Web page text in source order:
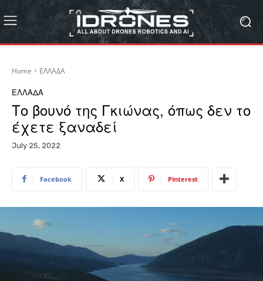
Home ΕΛΛΑΔΑ
ΕΛΛΑΔΑ
Το βουνό της Γκιώνας, όπως δεν το
έχετε ξαναδεί
July 25, 2022
Facebook X Pinterest